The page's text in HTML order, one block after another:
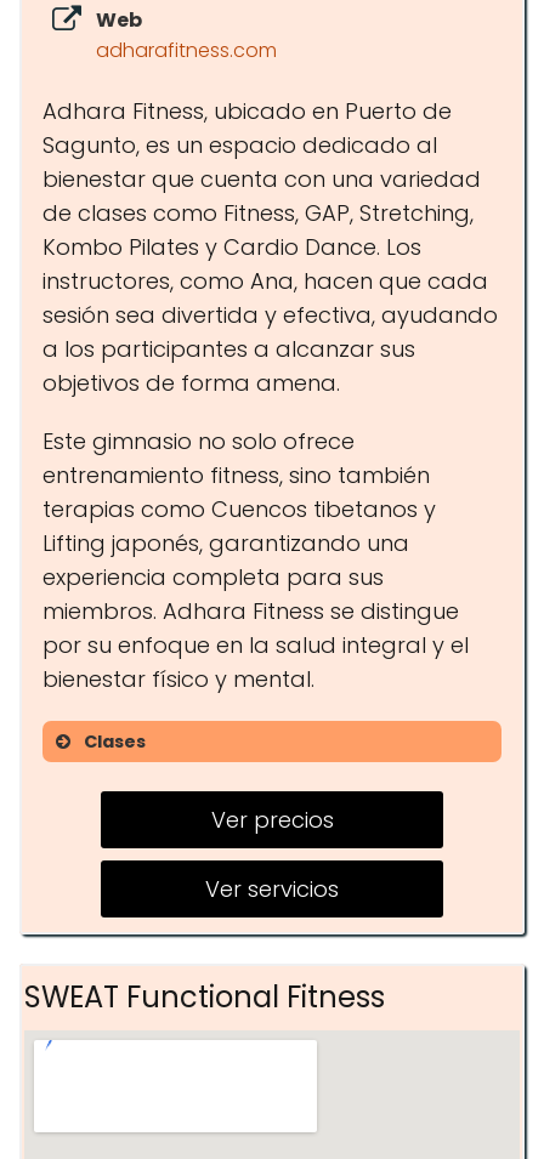
Web
adharafitness.com
Adhara Fitness, ubicado en Puerto de
Sagunto, es un espacio dedicado al
bienestar que cuenta con una variedad
de clases como Fitness, GAP, Stretching,
Kombo Pilates y Cardio Dance. Los
instructores, como Ana, hacen que cada
sesión sea divertida y efectiva, ayudando
a los participantes a alcanzar sus
objetivos de forma amena.
Este gimnasio no solo ofrece
entrenamiento fitness, sino también
terapias como Cuencos tibetanos y
Lifting japonés, garantizando una
experiencia completa para sus
miembros. Adhara Fitness se distingue
por su enfoque en la salud integral y el
bienestar físico y mental.
Clases
Fitness
Stretching
Kombo Pilates
Cardio Dance/HIT
Core
Jumping Dance
Ver precios
Ver servicios
SWEAT Functional Fitness